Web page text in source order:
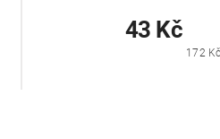
43 Kč
172